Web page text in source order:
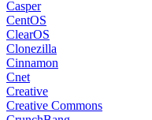
Casper
CentOS
ClearOS
Clonezilla
Cinnamon
Cnet
Creative
Creative Commons